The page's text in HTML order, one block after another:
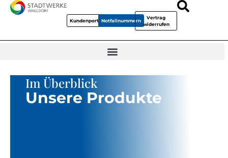
KundenportalNotfallnummern
Vertrag
widerrufen
Im Überblick
Unsere Produkte